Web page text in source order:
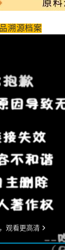
溯源档案